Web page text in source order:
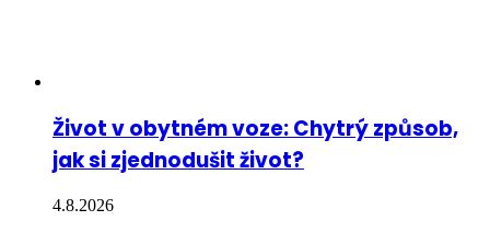
Život v obytném voze: Chytrý způsob,
jak si zjednodušit život?
4.8.2026